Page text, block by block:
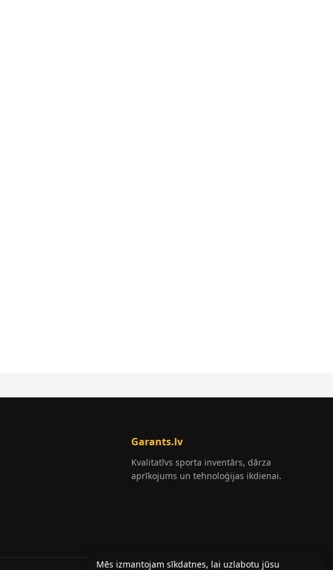
Garants.lv
Kvalitatīvs sporta inventārs, dārza
aprīkojums un tehnoloģijas ikdienai.
Mēs izmantojam sīkdatnes, lai uzlabotu jūsu